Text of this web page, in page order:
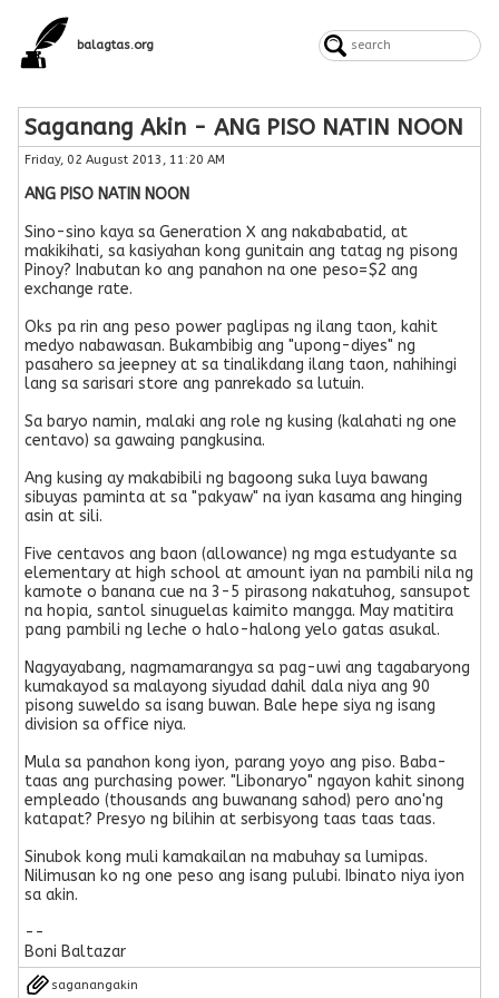
balagtas.org
Saganang Akin - ANG PISO NATIN NOON
Friday, 02 August 2013, 11:20 AM
ANG PISO NATIN NOON
Sino-sino kaya sa Generation X ang nakababatid, at
makikihati, sa kasiyahan kong gunitain ang tatag ng pisong
Pinoy? Inabutan ko ang panahon na one peso=$2 ang
exchange rate.
Oks pa rin ang peso power paglipas ng ilang taon, kahit
medyo nabawasan. Bukambibig ang "upong-diyes" ng
pasahero sa jeepney at sa tinalikdang ilang taon, nahihingi
lang sa sarisari store ang panrekado sa lutuin.
Sa baryo namin, malaki ang role ng kusing (kalahati ng one
centavo) sa gawaing pangkusina.
Ang kusing ay makabibili ng bagoong suka luya bawang
sibuyas paminta at sa "pakyaw" na iyan kasama ang hinging
asin at sili.
Five centavos ang baon (allowance) ng mga estudyante sa
elementary at high school at amount iyan na pambili nila ng
kamote o banana cue na 3-5 pirasong nakatuhog, sansupot
na hopia, santol sinuguelas kaimito mangga. May matitira
pang pambili ng leche o halo-halong yelo gatas asukal.
Nagyayabang, nagmamarangya sa pag-uwi ang tagabaryong
kumakayod sa malayong siyudad dahil dala niya ang 90
pisong suweldo sa isang buwan. Bale hepe siya ng isang
division sa office niya.
Mula sa panahon kong iyon, parang yoyo ang piso. Baba-
taas ang purchasing power. "Libonaryo" ngayon kahit sinong
empleado (thousands ang buwanang sahod) pero ano'ng
katapat? Presyo ng bilihin at serbisyong taas taas taas.
Sinubok kong muli kamakailan na mabuhay sa lumipas.
Nilimusan ko ng one peso ang isang pulubi. Ibinato niya iyon
sa akin.
--
Boni Baltazar
saganangakin